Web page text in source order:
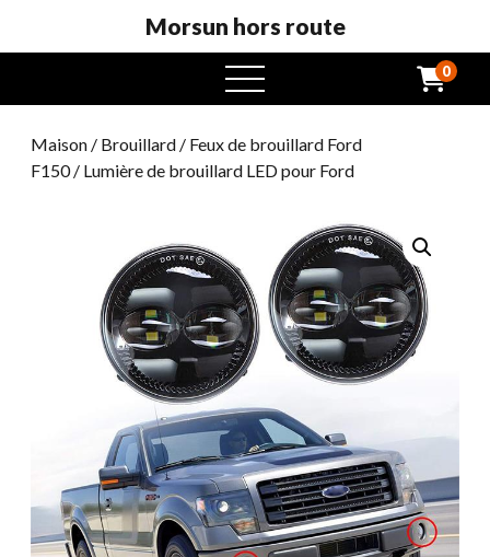
Morsun hors route
ouvrir 0
Maison / Brouillard / Feux de brouillard Ford
F150/ Lumière de brouillard LED pour Ford